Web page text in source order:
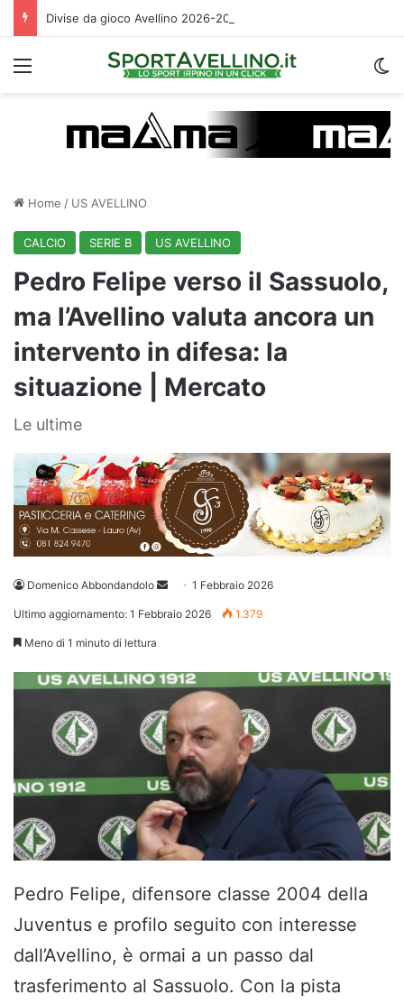
Menu
Home / US AVELLINO
CALCIO SERIE B US AVELLINO
Pedro Felipe verso il Sassuolo,
ma l’Avellino valuta ancora un
intervento in difesa: la
situazione | Mercato
Le ultime
Domenico Abbondandolo
Invia 1 Febbraio 2026
Ultimo aggiornamento: 1 Febbraio 2026 1.379
Meno di 1 minuto di lettura
Pedro Felipe, difensore classe 2004 della
Juventus e profilo seguito con interesse
dall’Avellino, è ormai a un passo dal
trasferimento al Sassuolo. Con la pista